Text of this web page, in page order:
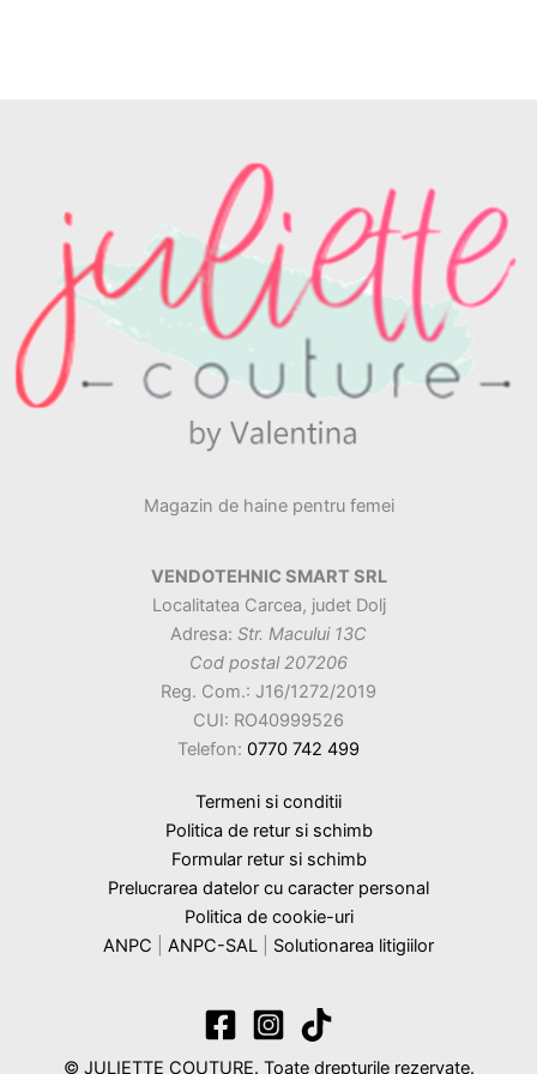
Magazin de haine pentru femei
VENDOTEHNIC SMART SRL
Localitatea Carcea, judet Dolj
Adresa: Str. Macului 13C
Cod postal 207206
Reg. Com.: J16/1272/2019
CUI: RO40999526
Telefon: 0770 742 499
Termeni si conditii
Politica de retur si schimb
Formular retur si schimb
Prelucrarea datelor cu caracter personal
Politica de cookie-uri
ANPC
ANPC-SAL Solutionarea litigiilor
© JULIETTE COUTURE. Toate drepturile rezervate.